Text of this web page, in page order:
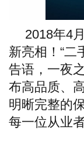
2018年4
新亮相！“二
告语，一夜
布高品质、
明晰完整的
每一位从业